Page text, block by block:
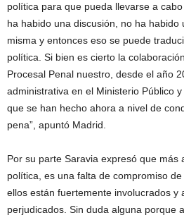
política para que pueda llevarse a
ha habido una discusión, no ha habido
misma y entonces eso se puede
política. Si bien es cierto la
Procesal Penal nuestro, desde el año
administrativa en el Ministerio Público
que se han hecho ahora a nivel de
pena”, apuntó Madrid.
Por su parte Saravia expresó que más
política, es una falta de compromiso
ellos están fuertemente involucrados y
perjudicados. Sin duda alguna porque